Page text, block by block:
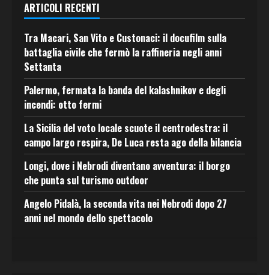
ARTICOLI RECENTI
Tra Macari, San Vito e Custonaci: il docufilm sulla
battaglia civile che fermò la raffineria negli anni
Settanta
Palermo, fermata la banda del kalashnikov e degli
incendi: otto fermi
La Sicilia del voto locale scuote il centrodestra: il
campo largo respira, De Luca resta ago della bilancia
Longi, dove i Nebrodi diventano avventura: il borgo
che punta sul turismo outdoor
Angelo Pidalà, la seconda vita nei Nebrodi dopo 27
anni nel mondo dello spettacolo